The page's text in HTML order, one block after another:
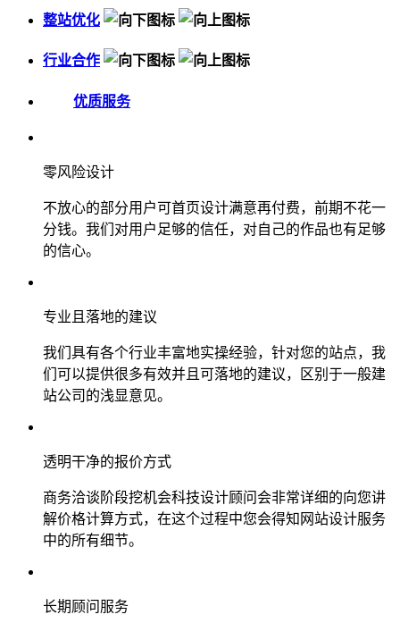
整站优化
行业合作
优质服务
零风险设计
不放心的部分用户可首页设计满意再付费，前期不花一
分钱。我们对用户足够的信任，对自己的作品也有足够
的信心。
专业且落地的建议
我们具有各个行业丰富地实操经验，针对您的站点，我
们可以提供很多有效并且可落地的建议，区别于一般建
站公司的浅显意见。
透明干净的报价方式
商务洽谈阶段挖机会科技设计顾问会非常详细的向您讲
解价格计算方式，在这个过程中您会得知网站设计服务
中的所有细节。
长期顾问服务